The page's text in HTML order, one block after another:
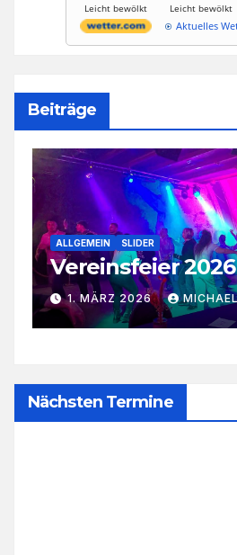
Leicht bewölkt
Leicht bewölkt
Aktuelles
Beiträge
ALLGEMEIN JUGGER SLIDER
5. Störtebeker
Rostock
23. FEBRUAR 2026
Nächsten Termine